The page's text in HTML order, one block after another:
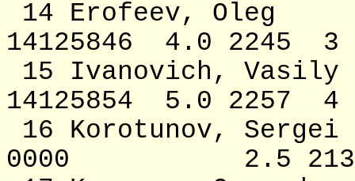
14 Erofeev,
14125846 4.0 2245
15 Ivanovich,
14125854 5.0
16 Korotunov,
0000 2.5